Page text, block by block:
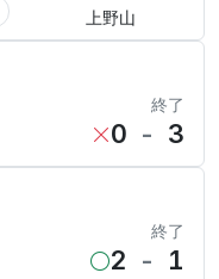
上野山
終了
0 - 3
終了
2 - 1